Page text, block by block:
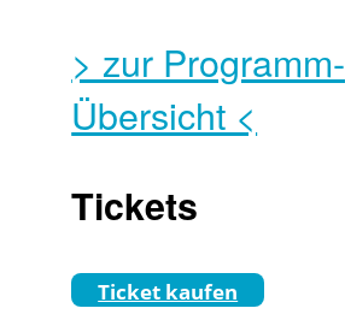
> zur Programm-
Übersicht <
Tickets
Ticket kaufen